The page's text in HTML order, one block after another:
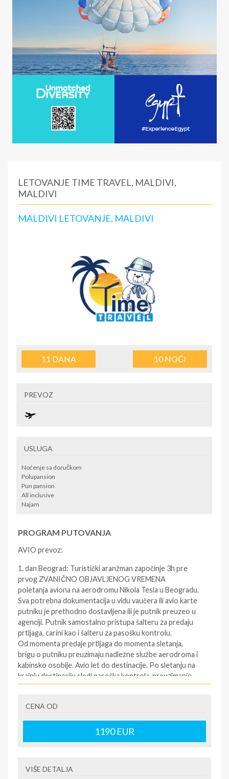
LETOVANJE TIME TRAVEL, MALDIVI,
MALDIVI
MALDIVI LETOVANJE, MALDIVI
11 DANA 10NOĆI
PREVOZ
USLUGA
Noćenje sa doručkom
Polupansion
Pun pansion
All inclusive
Najam
PROGRAM PUTOVANJA
AVIO prevoz:
1. dan Beograd: Turistički aranžman započinje 3h pre
prvog ZVANIČNO OBJAVLJENOG VREMENA
poletanja aviona na aerodromu Nikola Tesla u Beogradu.
Sva potrebna dokumentacija u vidu vaučera ili avio karte
putniku je prethodno dostavljena ili je putnik preuzeo u
agenciji. Putnik samostalno pristupa šalteru za predaju
prtljaga, carini kao i šalteru za pasošku kontrolu.
Od momenta predaje prtljaga do momenta sletanja,
brigu o putniku preuzimaju nadležne službe aerodroma i
kabinsko osoblje. Avio let do destinacije. Po sletanju na
krajnju destinaciju sledi pasoška kontrola, preuzimanje
predatog prtljaga i transfer do objekata gde gosti
(sobe su rezervisane od 16h, a može biti i ranije, u slučaju
raspoloživosti). Noćenje. Transfer do smeštaja će se
obaviti najbliže moguće i može se obaviti autobusom,
mini busom, taksijem ili drugim vozilom, kao i
pojedinim destinacijama, moguće je da se prtljag prevozi
CENA OD
1190EUR
VIŠE DETALJA